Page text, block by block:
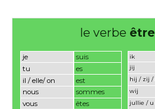
le verbe être
je
suis
tu
es
il / elle/ on
est
nous
sommes
vous
êtes
ik
jij
hij / zij /
wij
jullie / u